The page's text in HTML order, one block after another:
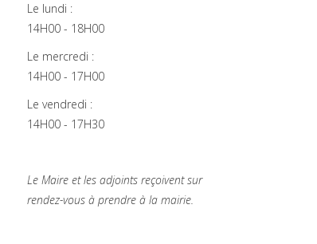
Le lundi :
14H00 - 18H00
Le mercredi :
14H00 - 17H00
Le vendredi :
14H00 - 17H30
Le Maire et les adjoints reçoivent sur
rendez-vous à prendre à la mairie.